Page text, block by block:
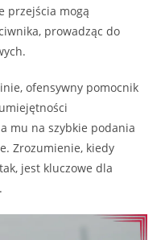
przejścia mogą
prowadząc do
ofensywny pomocnik
mu na szybkie podania
Zrozumienie, kiedy
jest kluczowe dla